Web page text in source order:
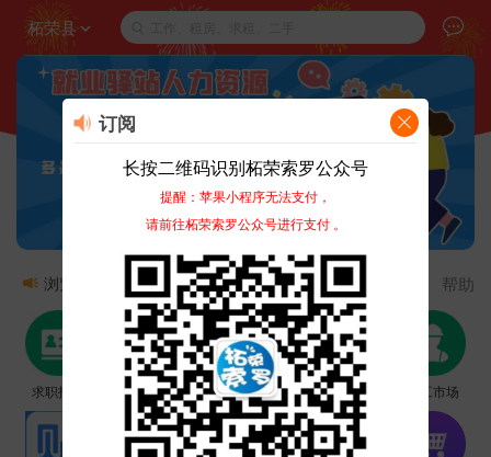
柘荣县
浏览: 1926万发布:1.46万 商家: 4 帮助
求职招聘 房屋租售
热门
本地团购
新
二手市场 零工市场
新
订阅
长按二维码识别柘荣索罗公众号
提醒：苹果小程序无法支付，
请前往柘荣索罗公众号进行支付 。